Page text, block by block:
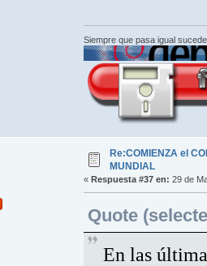
Siempre que pasa igual
Re:COMIENZA el
MUNDIAL
« Respuesta #37 en: 29 de
Quote
En las